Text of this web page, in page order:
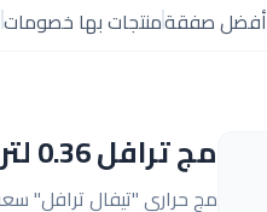
أفضل صفقةمنتجات بها خصومات
مج ترافل 0.36 لتر ازرق تيفال